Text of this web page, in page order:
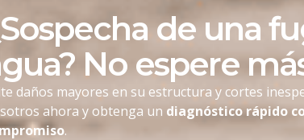
de una
No espere
daños mayores en su estructura y cortes
ahora y obtenga un diagnóstico rápido
.